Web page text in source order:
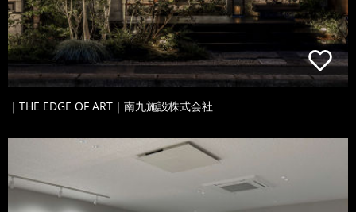
｜THE EDGE OF ART｜南九施設株式会社